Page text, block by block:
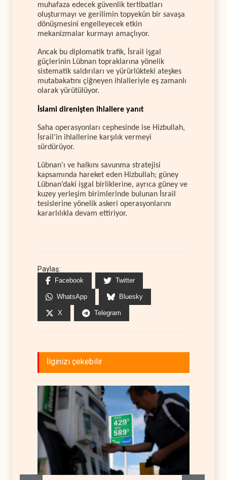
muhafaza edecek güvenlik tertibatları
oluşturmayı ve gerilimin topyekûn bir savaşa
dönüşmesini engelleyecek etkin
mekanizmalar kurmayı amaçlıyor.
Ancak bu diplomatik trafik, İsrail işgal
güçlerinin Lübnan topraklarına yönelik
sistematik saldırıları ve yürürlükteki ateşkes
mutabakatını çiğneyen ihlalleriyle eş zamanlı
olarak yürütülüyor.
İslami direnişten ihlallere yanıt
Saha operasyonları cephesinde ise Hizbullah,
İsrail’in ihlallerine karşılık vermeyi
sürdürüyor.
Lübnan’ı ve halkını savunma stratejisi
kapsamında hareket eden Hizbullah; güney
Lübnan’daki işgal birliklerine, ayrıca güney ve
kuzey yerleşim birimlerinde bulunan İsrail
tesislerine yönelik askeri operasyonlarını
kararlılıkla devam ettiriyor.
Paylaş:
Facebook Twitter
WhatsApp Bluesky
X Telegram
İlginizi çekebilir